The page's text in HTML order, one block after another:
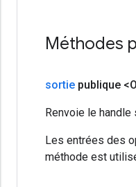
Méthodes
sortie publique
Renvoie le handle
Les entrées des
méthode est